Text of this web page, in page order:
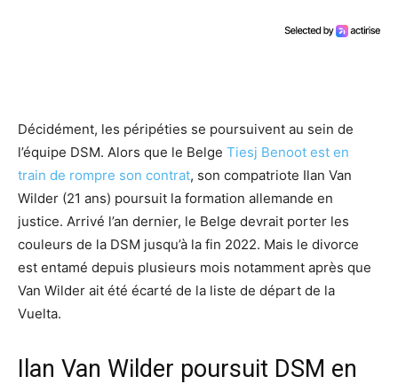
Décidément, les péripéties se poursuivent au sein de
l’équipe DSM. Alors que le Belge Tiesj Benoot est en
train de rompre son contrat, son compatriote Ilan Van
Wilder (21 ans) poursuit la formation allemande en
justice. Arrivé l’an dernier, le Belge devrait porter les
couleurs de la DSM jusqu’à la fin 2022. Mais le divorce
est entamé depuis plusieurs mois notamment après que
Van Wilder ait été écarté de la liste de départ de la
Vuelta.
Ilan Van Wilder poursuit DSM en